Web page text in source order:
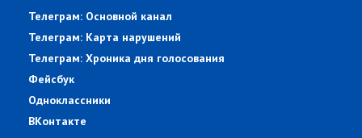
Телеграм: Основной канал
Телеграм: Карта нарушений
Телеграм: Хроника дня голосования
Фейсбук
Одноклассники
ВКонтакте